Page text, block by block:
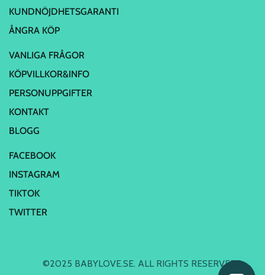
KUNDNÖJDHETSGARANTI
ÅNGRA KÖP
VANLIGA FRÅGOR
KÖPVILLKOR&INFO
PERSONUPPGIFTER
KONTAKT
BLOGG
FACEBOOK
INSTAGRAM
TIKTOK
TWITTER
©2025 BABYLOVE.SE. ALL RIGHTS RESERVED